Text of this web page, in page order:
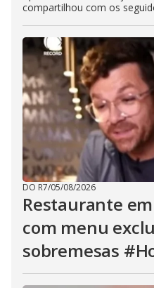
compartilhou com os
DO R7/05/08/2026
Restaurante
com menu
sobremesas